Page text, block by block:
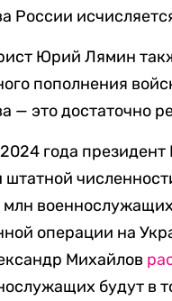
России
Юрий Лямин
пополнения
— это достаточно
года
штатной
млн
операции на
Михайлов
будут в